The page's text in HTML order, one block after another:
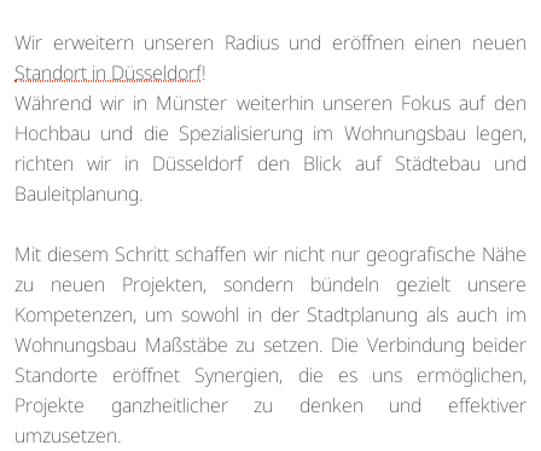
Wir erweitern unseren Radius und eröffnen einen neuen
Standort in Düsseldorf!
Während wir in Münster weiterhin unseren Fokus auf den
Hochbau und die Spezialisierung im Wohnungsbau legen,
richten wir in Düsseldorf den Blick auf Städtebau und
Bauleitplanung.
Mit diesem Schritt schaffen wir nicht nur geografische Nähe
zu neuen Projekten, sondern bündeln gezielt unsere
Kompetenzen, um sowohl in der Stadtplanung als auch im
Wohnungsbau Maßstäbe zu setzen. Die Verbindung beider
Standorte eröffnet Synergien, die es uns ermöglichen,
Projekte ganzheitlicher zu denken und effektiver
umzusetzen.